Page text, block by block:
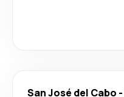
San José del Cabo -